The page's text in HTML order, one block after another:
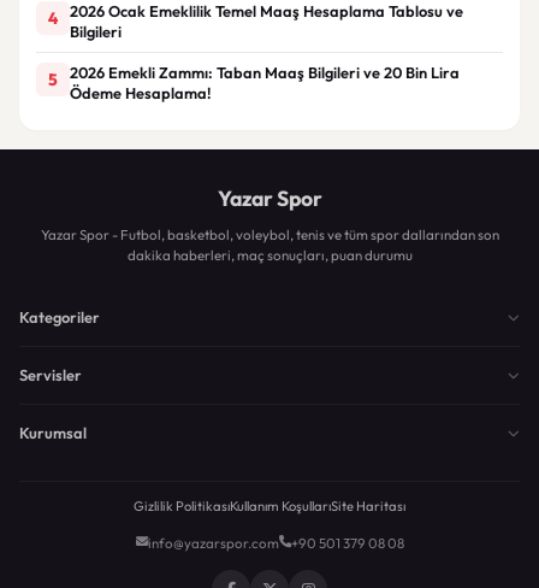
4
2026 Ocak Emeklilik Temel Maaş Hesaplama Tablosu ve
Bilgileri
5
2026 Emekli Zammı: Taban Maaş Bilgileri ve 20 Bin Lira
Ödeme Hesaplama!
Yazar Spor
Yazar Spor - Futbol, basketbol, voleybol, tenis ve tüm spor dallarından son
dakika haberleri, maç sonuçları, puan durumu
Kategoriler
Servisler
Kurumsal
Gizlilik PolitikasıKullanım KoşullarıSite Haritası
info@yazarspor.com +90 501 379 08 08